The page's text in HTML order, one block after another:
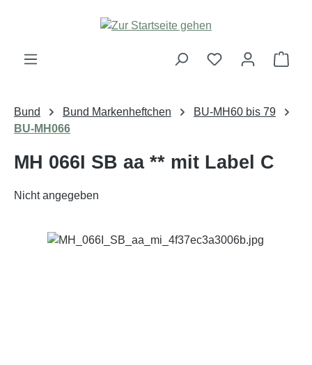
Zum Hauptinhalt springen
Bund Bund Markenheftchen
BU-MH60 bis 79
BU-MH066
MH 066I SB aa ** mit Label C
Nicht angegeben
Bildergalerie überspringen